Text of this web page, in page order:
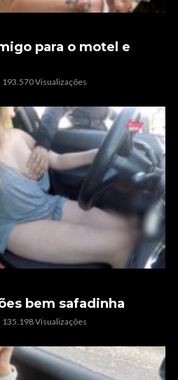
para o motel e
193.570 Visualizações
bem safadinha
135.198 Visualizações